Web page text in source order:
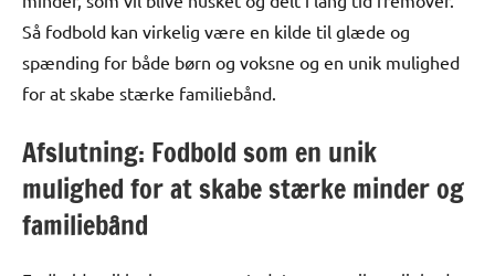
Så fodbold kan virkelig være en kilde til glæde og
spænding for både børn og voksne og en unik mulighed
for at skabe stærke familiebånd.
Afslutning: Fodbold som en unik
mulighed for at skabe stærke minder og
familiebånd